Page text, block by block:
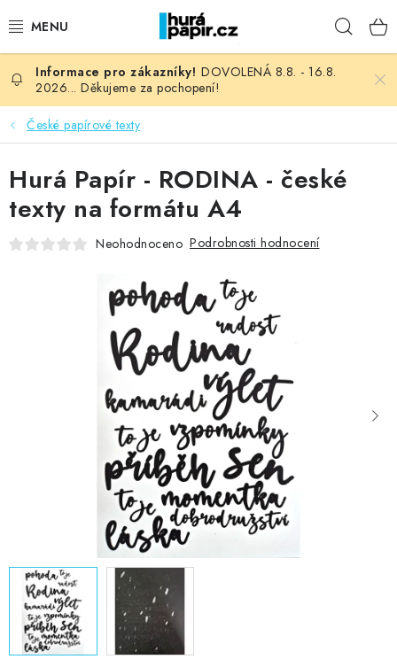
na
NOVINKY
HURÁ DÍLNA
VŠECHNO ZBOŽÍ
KNIHAŘSKÝ MATERIÁL
MOJE OBJEDNÁVKA
Kontakty Moje objednávka
Oblíbené ♥️
Hodnocení obchodu
Obchodní podmínky
Podmínky ochrany osobních údajů
Jak nakupovat
DOVOLENÁ 8.8. - 16.8.
2026... Děkujeme za pochopení!
České papírové texty
Hurá Papír - RODINA - české
texty na formátu A4
Neohodnoceno Podrobnosti hodnocení